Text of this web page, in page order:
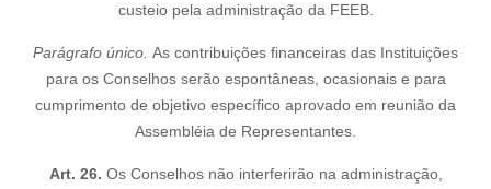
custeio pela administração da FEEB.
Parágrafo único. As contribuições financeiras das Instituições
para os Conselhos serão espontâneas, ocasionais e para
cumprimento de objetivo específico aprovado em reunião da
Assembléia de Representantes.
Art. 26. Os Conselhos não interferirão na administração,